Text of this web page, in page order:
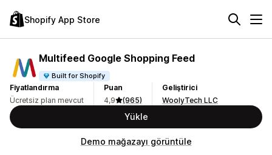
Shopify App Store
Multifeed Google Shopping Feed
Built for Shopify
Fiyatlandırma
Ücretsiz plan mevcut
Puan
4,9
(965)
Geliştirici
WoolyTech LLC
Yükle
Demo mağazayı görüntüle